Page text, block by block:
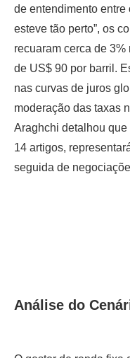
de entendimento entre
esteve tão perto”, os
recuaram cerca de
de US$ 90 por barril.
nas curvas de juros
moderação das taxas
Araghchi detalhou
14 artigos,
seguida de
Análise do